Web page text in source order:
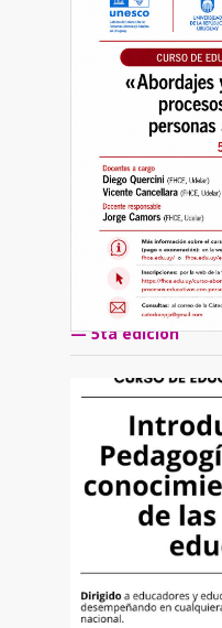
Curso de
«Abordajes y
educativos con
— 5ta edición